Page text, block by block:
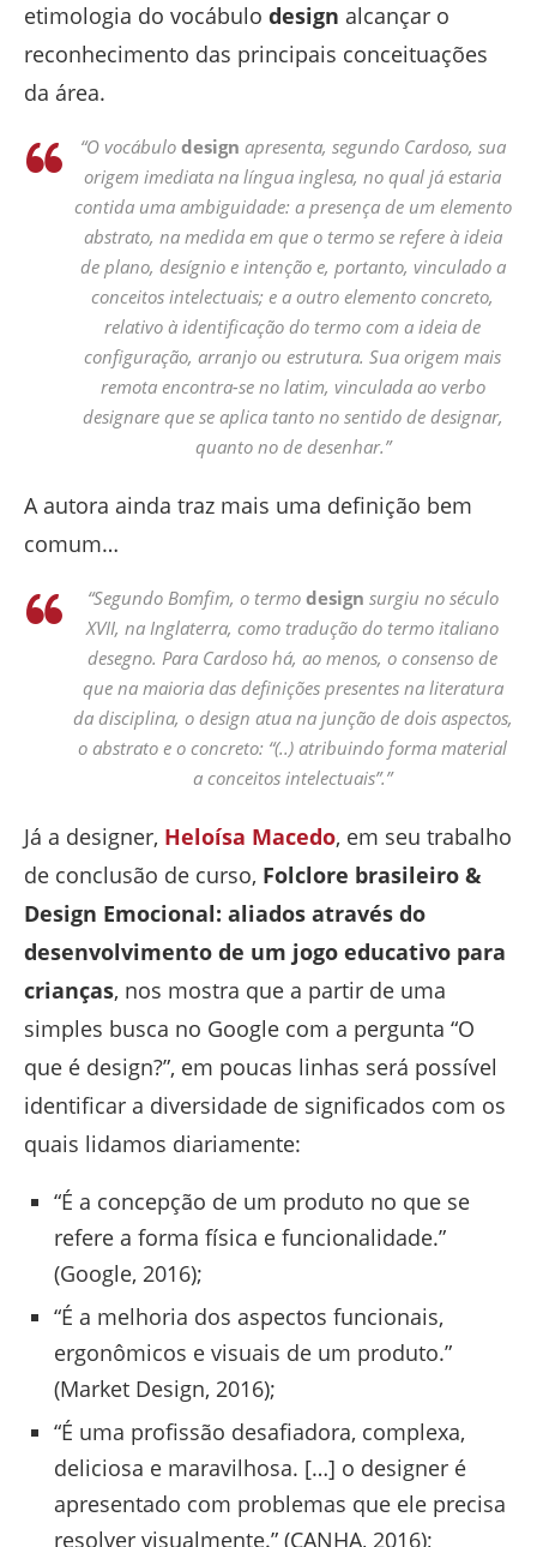
etimologia do vocábulo design alcançar o
reconhecimento das principais conceituações
da área.
“O vocábulo design apresenta, segundo Cardoso, sua
origem imediata na língua inglesa, no qual já estaria
contida uma ambiguidade: a presença de um elemento
abstrato, na medida em que o termo se refere à ideia
de plano, desígnio e intenção e, portanto, vinculado a
conceitos intelectuais; e a outro elemento concreto,
relativo à identificação do termo com a ideia de
configuração, arranjo ou estrutura. Sua origem mais
remota encontra-se no latim, vinculada ao verbo
designareque se aplica tanto no sentido de designar,
quanto no de desenhar.”
A autora ainda traz mais uma definição bem
comum…
“Segundo Bomfim, o termo design surgiu no século
XVII, na Inglaterra, como tradução do termo italiano
desegno. Para Cardoso há, ao menos, o consenso de
que na maioria das definições presentes na literatura
da disciplina, o design atua na junção de dois aspectos,
o abstrato e o concreto: “(..) atribuindo forma material
a conceitos intelectuais”.”
Já a designer, Heloísa Macedo, em seu trabalho
de conclusão de curso, Folclore brasileiro &
Design Emocional: aliados através do
desenvolvimento de um jogo educativo para
crianças, nos mostra que a partir de uma
simples busca no Google com a pergunta “O
que é design?”, em poucas linhas será possível
identificar a diversidade de significados com os
quais lidamos diariamente:
“É a concepção de um produto no que se
refere a forma física e funcionalidade.”
(Google, 2016);
“É a melhoria dos aspectos funcionais,
ergonômicos e visuais de um produto.”
(Market Design, 2016);
“É uma profissão desafiadora, complexa,
deliciosa e maravilhosa. […] o designer é
apresentado com problemas que ele precisa
resolver visualmente.” (CANHA, 2016);